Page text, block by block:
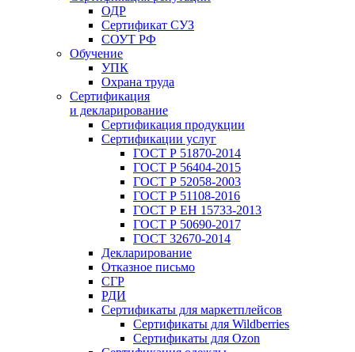
ОДР
Сертификат СУЗ
СОУТ РФ
Обучение
УПК
Охрана труда
Сертификация
и декларирование
Сертификация продукции
Сертификации услуг
ГОСТ Р 51870-2014
ГОСТ Р 56404-2015
ГОСТ Р 52058-2003
ГОСТ Р 51108-2016
ГОСТ Р ЕН 15733-2013
ГОСТ Р 50690-2017
ГОСТ 32670-2014
Декларирование
Отказное письмо
СГР
РДИ
Сертификаты для маркетплейсов
Сертификаты для Wildberries
Сертификаты для Ozon